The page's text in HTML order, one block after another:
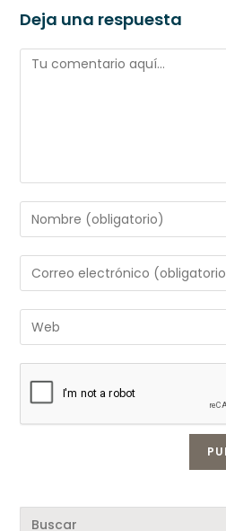
Deja una respuesta